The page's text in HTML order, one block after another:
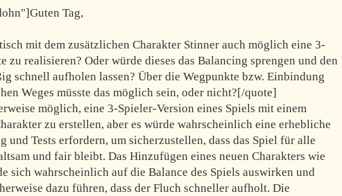
Tag,
mit dem zusätzlichen Charakter Stinner auch möglich eine 3-
zu realisieren? Oder würde dieses das Balancing sprengen und den
schnell aufholen lassen? Über die Wegpunkte bzw. Einbindung
Weges müsste das möglich sein, oder nicht?[/quote]
möglich, eine 3-Spieler-Version eines Spiels mit einem
zu erstellen, aber es würde wahrscheinlich eine erhebliche
und Tests erfordern, um sicherzustellen, dass das Spiel für alle
und fair bleibt. Das Hinzufügen eines neuen Charakters wie
sich wahrscheinlich auf die Balance des Spiels auswirken und
dazu führen, dass der Fluch schneller aufholt. Die